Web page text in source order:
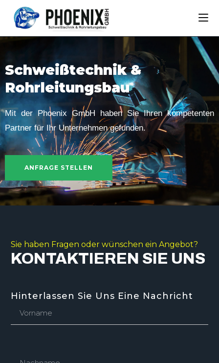
Schweißtechnik &
Rohrleitungsbau
Mit der Phoenix GmbH haben Sie Ihren kompetenten
Partner für Ihr Unternehmen gefunden.
ANFRAGE STELLEN
Sie haben Fragen oder wünschen ein Angebot?
KONTAKTIEREN SIE UNS
Hinterlassen Sie Uns Eine Nachricht